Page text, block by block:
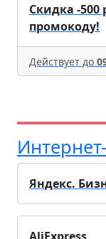
Скидка -500
промокоду!
Действует до
Яндекс.